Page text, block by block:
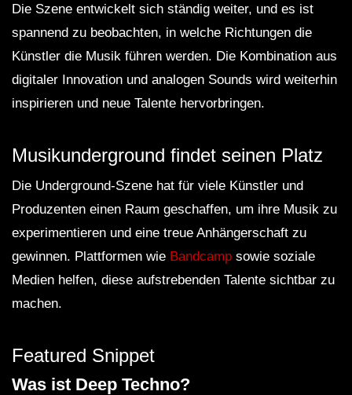
Die Szene entwickelt sich ständig weiter, und es ist
spannend zu beobachten, in welche Richtungen die
Künstler die Musik führen werden. Die Kombination aus
digitaler Innovation und analogen Sounds wird weiterhin
inspirieren und neue Talente hervorbringen.
Musikunderground findet seinen Platz
Die Underground-Szene hat für viele Künstler und
Produzenten einen Raum geschaffen, um ihre Musik zu
experimentieren und eine treue Anhängerschaft zu
gewinnen. Plattformen wie Bandcamp sowie soziale
Medien helfen, diese aufstrebenden Talente sichtbar zu
machen.
Featured Snippet
Was ist Deep Techno?